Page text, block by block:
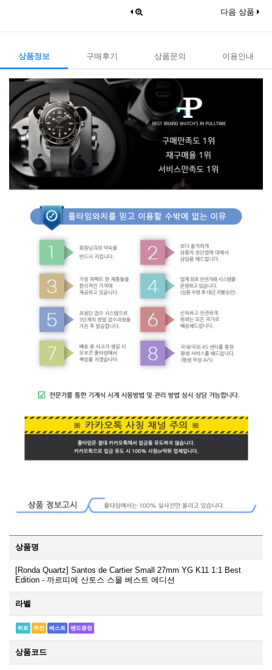
다음 상품
상품정보 구매후기 상품문의 이용안내
상품명
[Ronda Quartz] Santos de Cartier Small 27mm YG K11 1:1 Best
Edition - 까르띠에 산토스 스몰 베스트 에디션
라벨
히트 추천 베스트 밴드증정
상품코드